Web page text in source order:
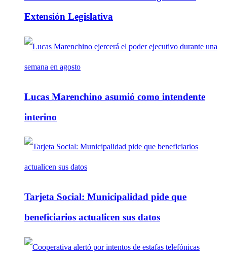
Extensión Legislativa
Lucas Marenchino asumió como intendente
interino
Tarjeta Social: Municipalidad pide que
beneficiarios actualicen sus datos